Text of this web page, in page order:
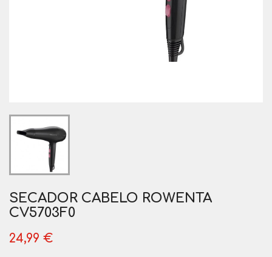
SECADOR CABELO ROWENTA
CV5703F0
24,99 €